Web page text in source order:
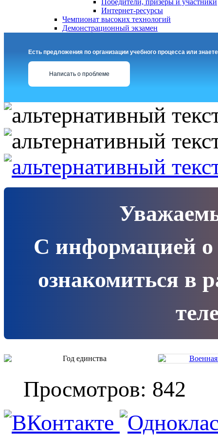
Победители, призеры и участники
Интернет-ресурсы
Чемпионат высоких технологий
Демонстрационный экзамен
Есть предложения по организации учебного процесса или
Написать о проблеме
С информацией о
ознакомиться в
Просмотров: 842